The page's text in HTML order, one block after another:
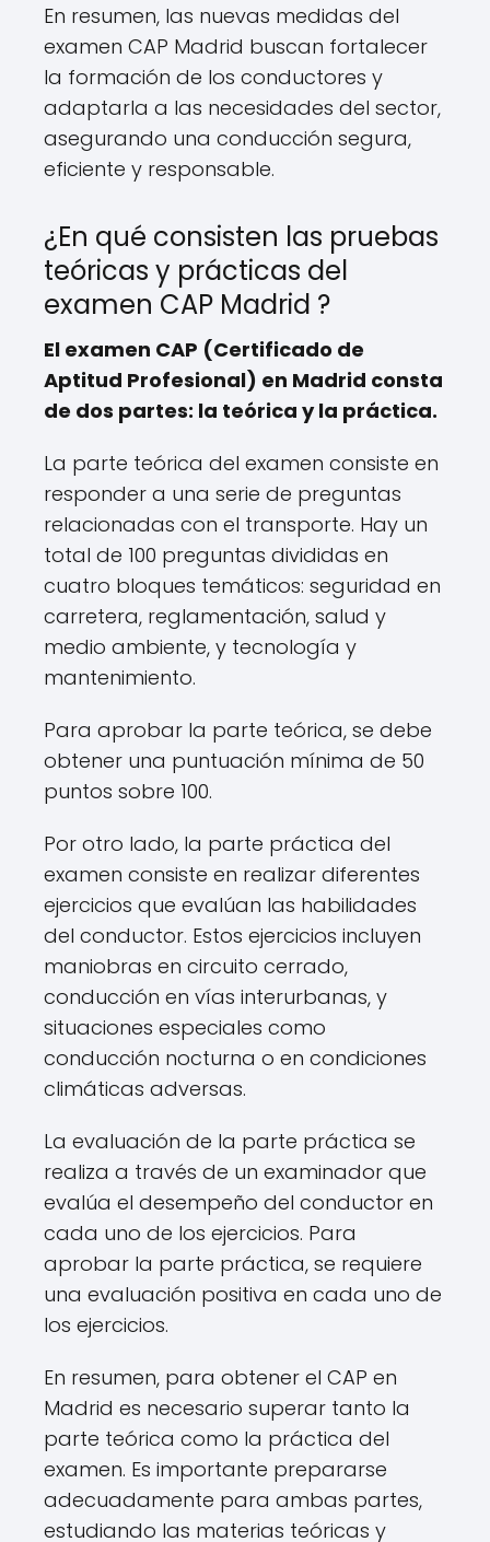
En resumen, las nuevas medidas del
examen CAP Madrid buscan fortalecer
la formación de los conductores y
adaptarla a las necesidades del sector,
asegurando una conducción segura,
eficiente y responsable.
¿En qué consisten las pruebas
teóricas y prácticas del
examen CAP Madrid ?
El examen CAP (Certificado de
Aptitud Profesional) en Madrid consta
de dos partes: la teórica y la práctica.
La parte teórica del examen consiste en
responder a una serie de preguntas
relacionadas con el transporte. Hay un
total de 100 preguntas divididas en
cuatro bloques temáticos: seguridad en
carretera, reglamentación, salud y
medio ambiente, y tecnología y
mantenimiento.
Para aprobar la parte teórica, se debe
obtener una puntuación mínima de 50
puntos sobre 100.
Por otro lado, la parte práctica del
examen consiste en realizar diferentes
ejercicios que evalúan las habilidades
del conductor. Estos ejercicios incluyen
maniobras en circuito cerrado,
conducción en vías interurbanas, y
situaciones especiales como
conducción nocturna o en condiciones
climáticas adversas.
La evaluación de la parte práctica se
realiza a través de un examinador que
evalúa el desempeño del conductor en
cada uno de los ejercicios. Para
aprobar la parte práctica, se requiere
una evaluación positiva en cada uno de
los ejercicios.
En resumen, para obtener el CAP en
Madrid es necesario superar tanto la
parte teórica como la práctica del
examen. Es importante prepararse
adecuadamente para ambas partes,
estudiando las materias teóricas y